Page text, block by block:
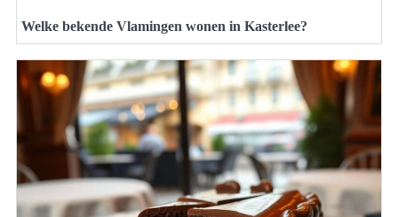
Welke bekende Vlamingen wonen in Kasterlee?